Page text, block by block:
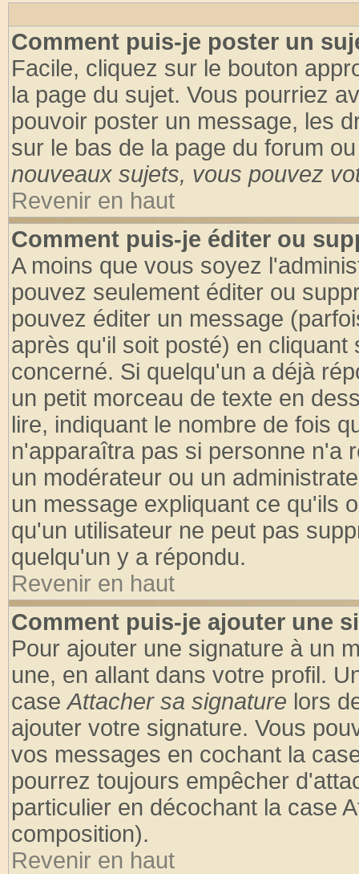
Comment puis-je poster un
Facile, cliquez sur le bouton
la page du sujet. Vous pourriez
pouvoir poster un message, les
sur le bas de la page du forum
nouveaux sujets, vous pouvez
Revenir en haut
Comment puis-je éditer ou
A moins que vous soyez
pouvez seulement éditer ou
pouvez éditer un message
après qu'il soit posté) en
concerné. Si quelqu'un a déjà
un petit morceau de texte en
lire, indiquant le nombre de fois
n'apparaîtra pas si personne n'a
un modérateur ou un
un message expliquant ce qu'ils
qu'un utilisateur ne peut pas
quelqu'un y a répondu.
Revenir en haut
Comment puis-je ajouter une
Pour ajouter une signature à un
une, en allant dans votre profil.
caseAttacher sa signature lors
ajouter votre signature. Vous
vos messages en cochant la
pourrez toujours empêcher
particulier en décochant la case
composition).
Revenir en haut